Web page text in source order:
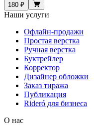
180 ₽
Наши услуги
Офлайн-продажи
Простая верстка
Ручная верстка
Буктрейлер
Корректор
Дизайнер обложки
Заказ тиража
Публикация
Rideró для бизнеса
О нас